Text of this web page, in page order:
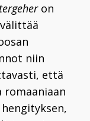
on
välittää
niin
että
romaaniaan